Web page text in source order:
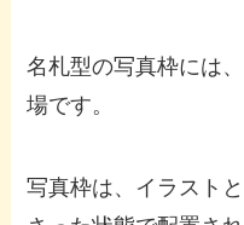
名札型の写真枠には
場です。
写真枠は、イラスト